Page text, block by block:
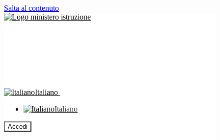
Salta al contenuto
Italiano
Italiano
Accedi